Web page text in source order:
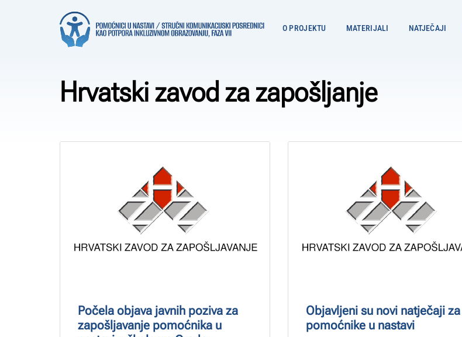
O PROJEKTU MATERIJALI NATJEČAJI
Hrvatski zavod za zapošljanje
Počela objava javnih poziva za
zapošljavanje pomoćnika u
Objavljeni su novi natječaji za
pomoćnike u nastavi